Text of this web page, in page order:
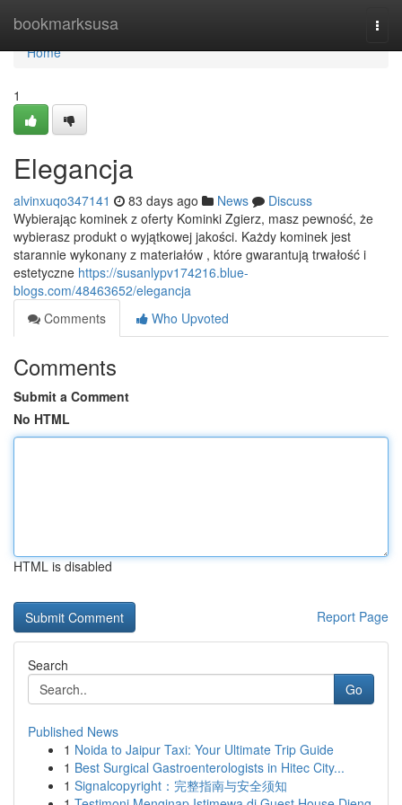
bookmarksusa
Home
Home
1
Elegancja
alvinxuqo347141 83 days ago News
Discuss
Wybierając kominek z oferty Kominki Zgierz, masz pewność, że
wybierasz produkt o wyjątkowej jakości. Każdy kominek jest
starannie wykonany z materiałów , które gwarantują trwałość i
estetyczne https://susanlypv174216.blue-
blogs.com/48463652/elegancja
Comments
Who Upvoted
Comments
Submit a Comment
No HTML
HTML is disabled
Report Page
Search
Go
Published News
1 Noida to Jaipur Taxi: Your Ultimate Trip Guide
1 Best Surgical Gastroenterologists in Hitec City...
1 Signalcopyright：完整指南与安全须知